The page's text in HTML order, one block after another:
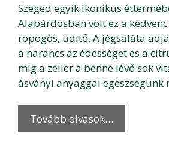
Szeged egyik ikonikus
Alabárdosban volt ez a
ropogós, üdítő. A jégsaláta
a narancs az édességet és a
míg a zeller a benne lévő sok
ásványi anyaggal
Tovább olvasok…